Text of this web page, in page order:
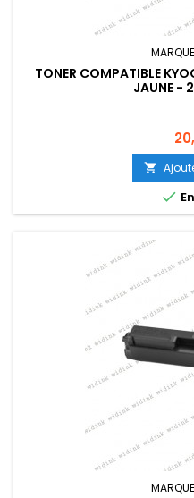
TONER COMPATIBLE
JAUNE -
Prix

